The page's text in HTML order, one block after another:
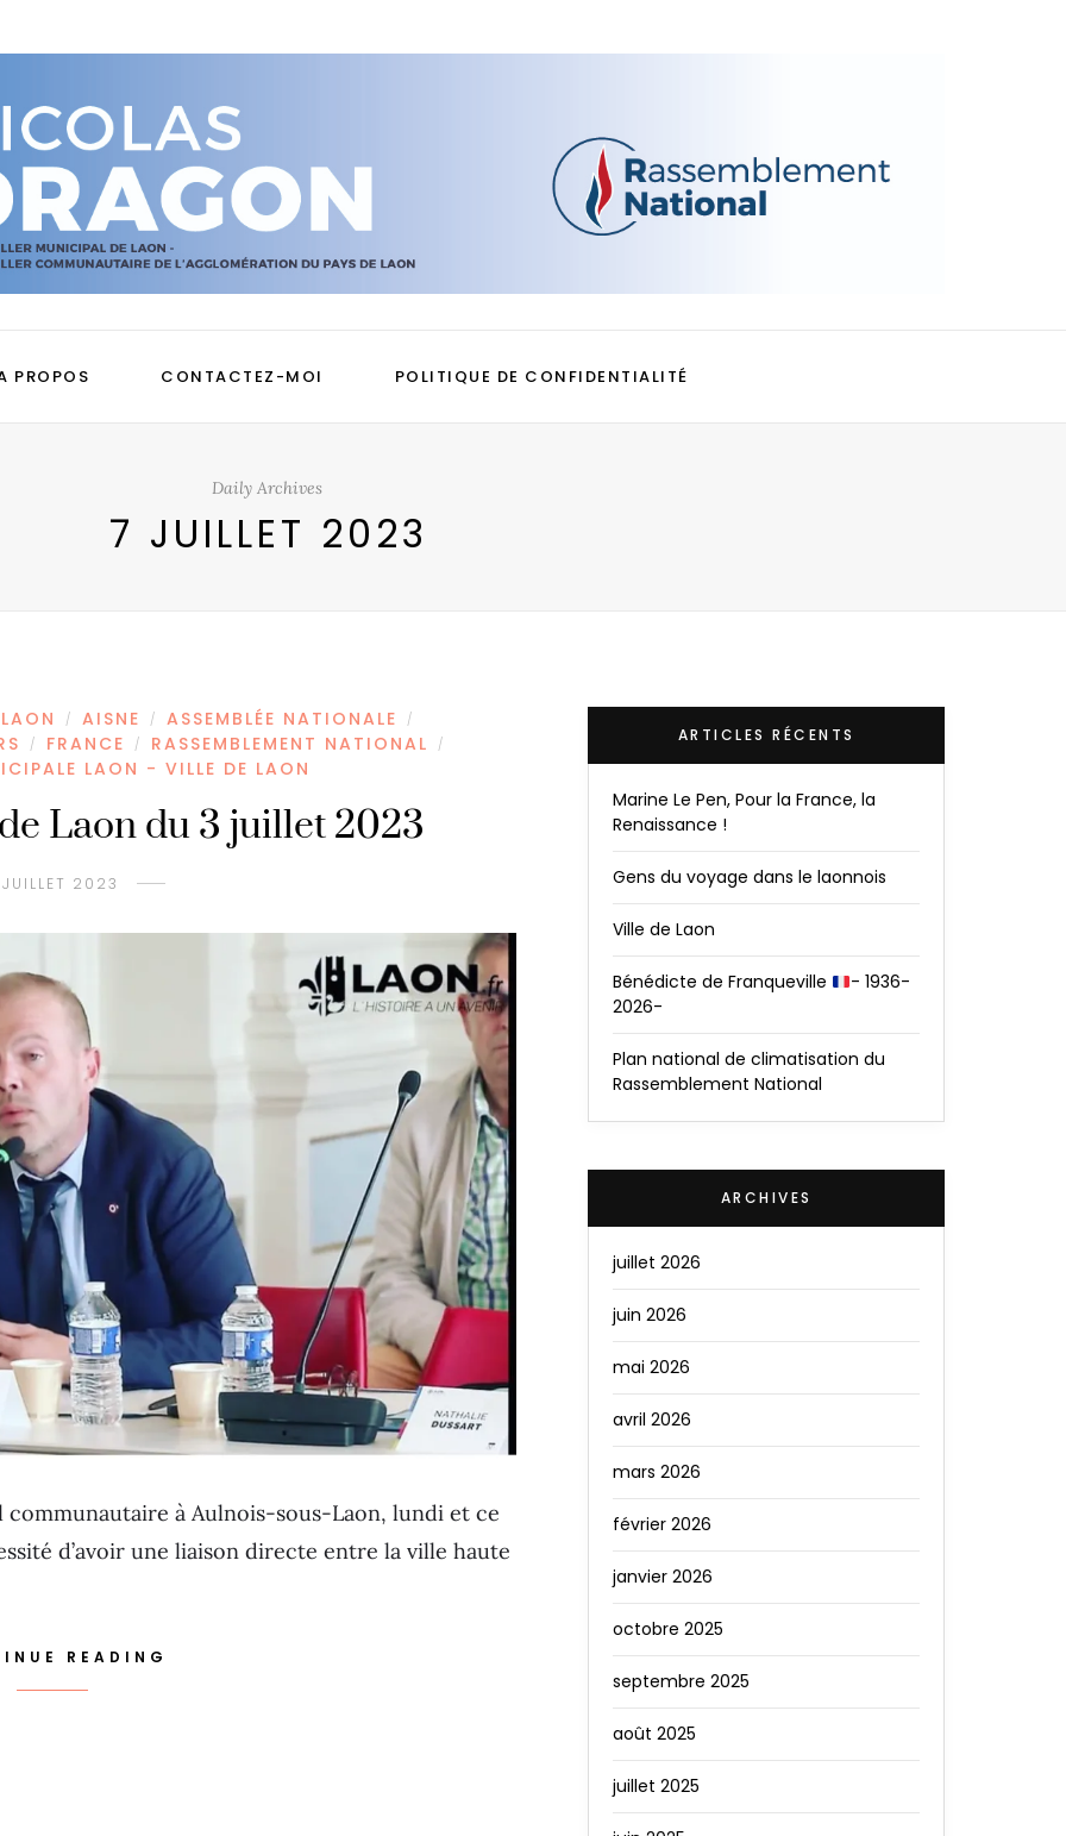
PROPOS CONTACTEZ-MOI POLITIQUE DE CONFIDENTIALITÉ
Daily Archives
7 JUILLET 2023
/ AISNE / ASSEMBLÉE NATIONALE /
/ FRANCE / RASSEMBLEMENT NATIONAL /
LAON - VILLE DE LAON
Laon du 3 juillet 2023
2023
à Aulnois-sous-Laon, lundi et ce
d’avoir une liaison directe entre la ville haute
READING
ARTICLES RÉCENTS
Marine Le Pen, Pour la France, la
Renaissance !
Gens du voyage dans le laonnois
Ville de Laon
Bénédicte de Franqueville
- 1936-
2026-
Plan national de climatisation du
Rassemblement National
ARCHIVES
juillet 2026
juin 2026
mai 2026
avril 2026
mars 2026
février 2026
janvier 2026
octobre 2025
septembre 2025
août 2025
juillet 2025